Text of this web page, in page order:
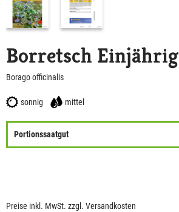
Borretsch Einjährig
Borago officinalis
sonnig mittel
Portionssaatgut
Preise inkl. MwSt. zzgl. Versandkosten